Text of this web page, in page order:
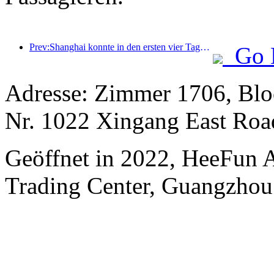
Prev:Shanghai konnte in den ersten vier Tagen des Mittherbstfestes und der Nationalfeiertage über 15,11 Millionen Besucher begrüßen, was einem Anstieg von über 20 % im Vergleich zum Vorjahr entspricht.
Go
Adresse: Zimmer 1706,
Nr. 1022 Xingang East
Geöffnet in 2022, HeeFun
Trading Center,